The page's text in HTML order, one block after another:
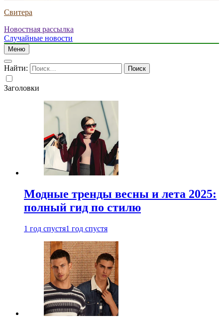
Свитера
Новостная рассылка
Случайные новости
Меню
Найти:
Заголовки
Модные тренды весны и лета 2025:
полный гид по стилю
1 год спустя1 год спустя